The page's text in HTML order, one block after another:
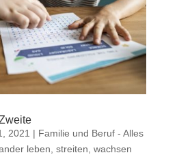
2021 | Familie und Beruf - Alles
leben, streiten, wachsen